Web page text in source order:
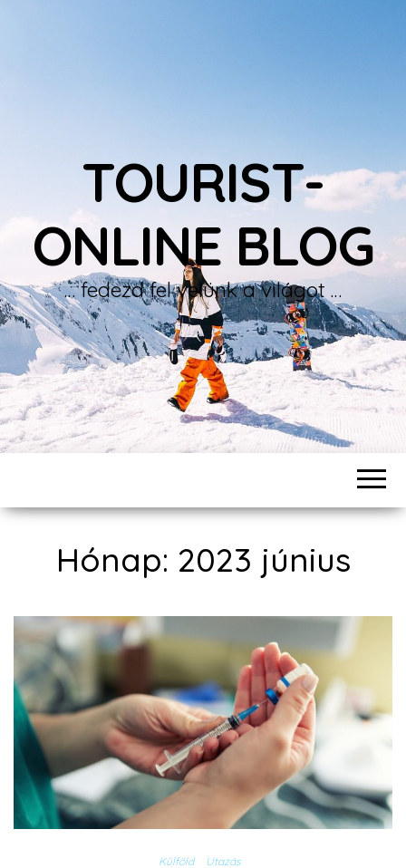
TOURIST-
ONLINE BLOG
… fedezd fel velünk a világot …
Hónap: 2023 június
Külföld Utazás